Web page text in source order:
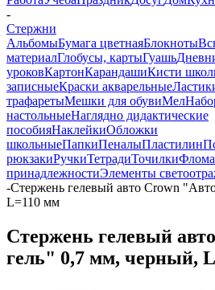
-
Стержни
АльбомыБумага цветнаяБлокноты
материалГлобусы, картыГуашь
уроковКартонКарандашиКисти
записныеКраски акварельные
трафаретыМешки для обувиМел
настольныеНаглядно дидактические
пособияНаклейкиОбложки
школьныеПапкиПеналыПластилин
рюкзакиРучкиТетрадиТочилки
принадлежностиЭлементы
-Стержень гелевый авто Crown
L=110 мм
Стержень гелевый
гель" 0,7 мм, черный,